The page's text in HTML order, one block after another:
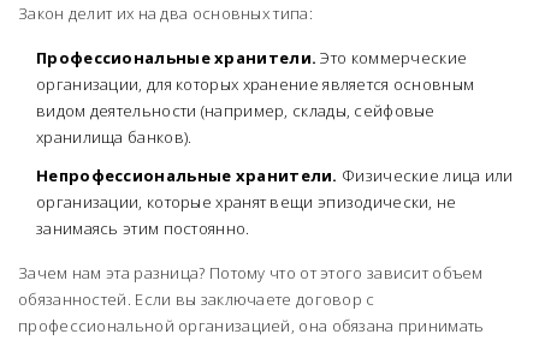
Закон делит их на два основных типа:
Профессиональные хранители. Это коммерческие
организации, для которых хранение является основным
видом деятельности (например, склады, сейфовые
хранилища банков).
Непрофессиональные хранители. Физические лица или
организации, которые хранят вещи эпизодически, не
занимаясь этим постоянно.
Зачем нам эта разница? Потому что от этого зависит объем
обязанностей. Если вы заключаете договор с
профессиональной организацией, она обязана принимать